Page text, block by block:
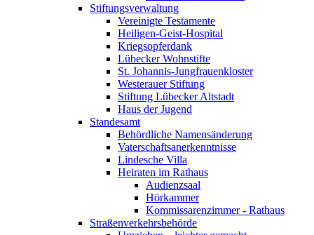
Stiftungsverwaltung
Vereinigte Testamente
Heiligen-Geist-Hospital
Kriegsopferdank
Lübecker Wohnstifte
St. Johannis-Jungfrauenkloster
Westerauer Stiftung
Stiftung Lübecker Altstadt
Haus der Jugend
Standesamt
Behördliche Namensänderung
Vaterschaftsanerkenntnisse
Lindesche Villa
Heiraten im Rathaus
Audienzsaal
Hörkammer
Kommissarenzimmer - Rathaus
Straßenverkehrsbehörde